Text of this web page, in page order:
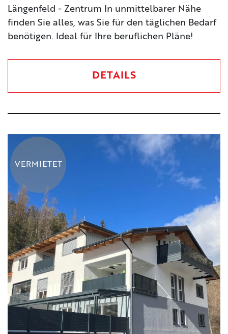
Längenfeld - Zentrum In unmittelbarer Nähe
finden Sie alles, was Sie für den täglichen Bedarf
benötigen. Ideal für Ihre beruflichen Pläne!
DETAILS
VERMIETET